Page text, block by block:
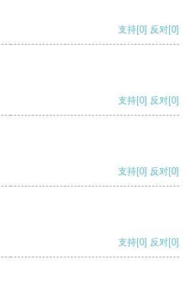
支持[0] 反对[0]
支持[0] 反对[0]
支持[0] 反对[0]
支持[0] 反对[0]